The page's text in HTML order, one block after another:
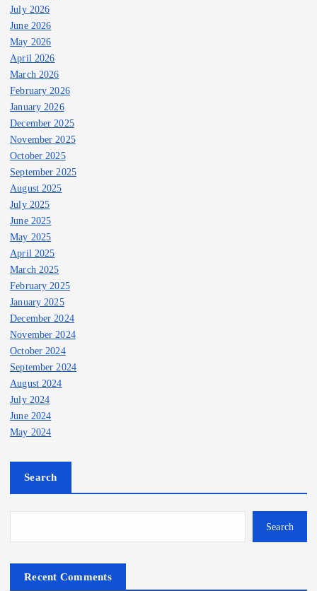
July 2026
June 2026
May 2026
April 2026
March 2026
February 2026
January 2026
December 2025
November 2025
October 2025
September 2025
August 2025
July 2025
June 2025
May 2025
April 2025
March 2025
February 2025
January 2025
December 2024
November 2024
October 2024
September 2024
August 2024
July 2024
June 2024
May 2024
Search
Search
Recent Comments